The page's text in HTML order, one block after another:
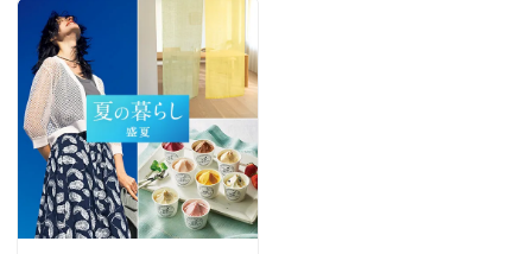
長野県
イチゴドロボーブルーを購入。
思っていたよりも、柄は派手ではなく、馴染んで素敵で
す。
ソファーの肘掛けが木製のため、ソファー全てを被うタ
イプではなく
このタイプで正解でした。